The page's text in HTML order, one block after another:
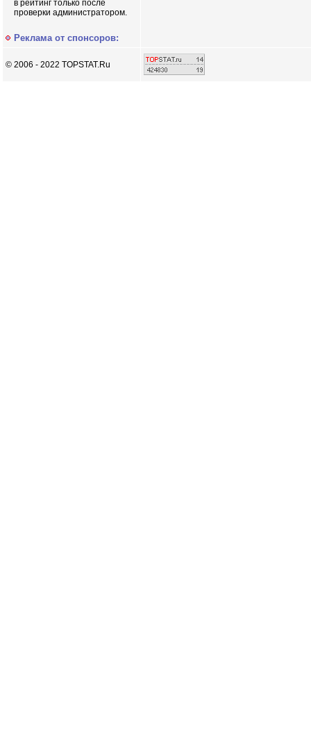
в рейтинг только после
проверки администратором.
Реклама от спонсоров:
© 2006 - 2022 TOPSTAT.Ru